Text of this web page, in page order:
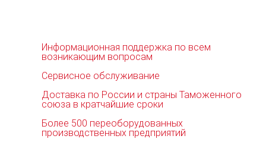
Информационная поддержка по всем
возникающим вопросам
Сервисное обслуживание
Доставка по России и страны Таможенного
союза в кратчайшие сроки
Более 500 переоборудованных
производственных предприятий